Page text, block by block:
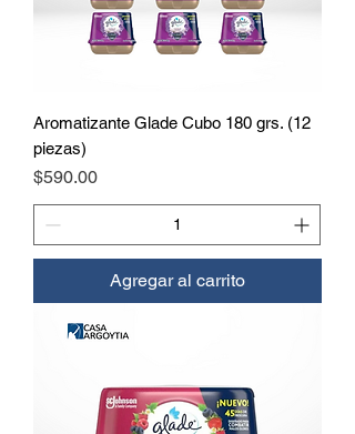
Aromatizante Glade Cubo 180 grs. (12
piezas)
Precio
$590.00
Agregar al carrito